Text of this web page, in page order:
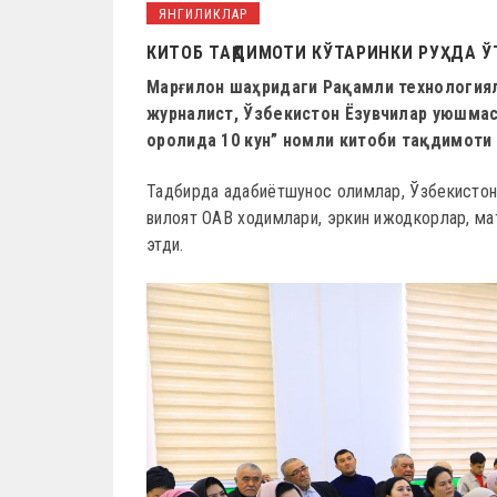
ЯНГИЛИКЛАР
КИТОБ ТАҚДИМОТИ КЎТАРИНКИ РУҲДА
Марғилон шаҳридаги Рақамли
журналист, Ўзбекистон Ёзувчилар
оролида 10 кун” номли китоби тақдимоти
Тадбирда адабиётшунос олимлар,
вилоят ОАВ ходимлари, эркин ижодкорлар,
этди.